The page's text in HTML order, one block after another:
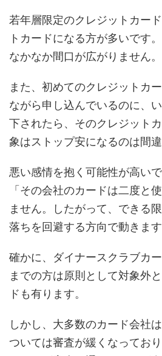
若年層限定のクレジットカー
トカードになる方が多いです
なかなか間口が広がりません。
また、初めてのクレジットカ
ながら申し込んでいるのに、
下されたら、そのクレジット
象はストップ安になるのは間違
悪い感情を抱く可能性が高い
「その会社のカードは二度と
ません。したがって、できる
落ちを回避する方向で動きます
確かに、ダイナースクラブカ
までの方は原則として対象外
ドも有ります。
しかし、大多数のカード会社
ついては審査が緩くなってお